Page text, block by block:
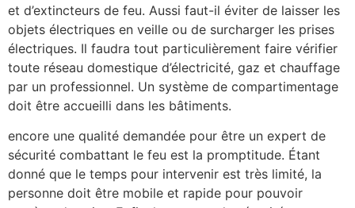
et d’extincteurs de feu. Aussi faut-il éviter de laisser les
objets électriques en veille ou de surcharger les prises
électriques. Il faudra tout particulièrement faire vérifier
toute réseau domestique d’électricité, gaz et chauffage
par un professionnel. Un système de compartimentage
doit être accueilli dans les bâtiments.
encore une qualité demandée pour être un expert de
sécurité combattant le feu est la promptitude. Étant
donné que le temps pour intervenir est très limité, la
personne doit être mobile et rapide pour pouvoir